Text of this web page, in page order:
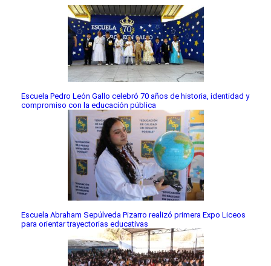
Escuela Pedro León Gallo celebró 70 años de historia, identidad y
compromiso con la educación pública
Escuela Abraham Sepúlveda Pizarro realizó primera Expo Liceos
para orientar trayectorias educativas